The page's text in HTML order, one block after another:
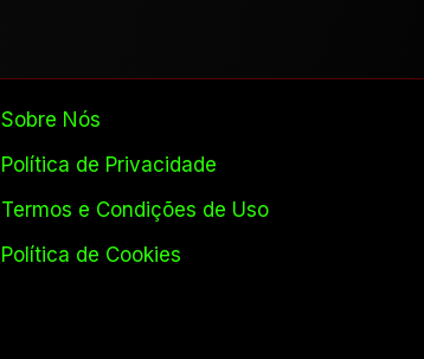
Sobre Nós
Política de Privacidade
Termos e Condições de Uso
Política de Cookies